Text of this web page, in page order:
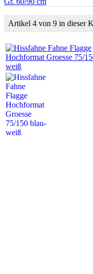
Artikel 4 von 9 in dieser